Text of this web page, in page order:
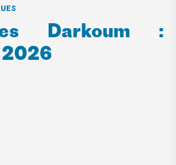
Darkoum :
2026